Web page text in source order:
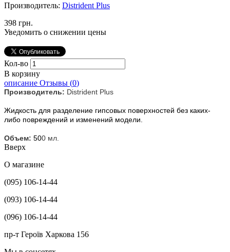
Производитель: Distrident Plus
398 грн.
Уведомить о снижении цены
Кол-во
В корзину
описание Отзывы (0)
Производитель: Distrident Plus
Жидкость для разделение гипсовых поверхностей без каких-
либо повреждений и изменений модели.
Объем: 500 мл.
Вверх
О магазине
(095) 106-14-44
(093) 106-14-44
(096) 106-14-44
пр-т Героїв Харкова 156